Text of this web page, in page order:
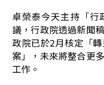
卓榮泰今天主持「行
議，行政院透過新聞
政院已於2月核定「
案」，未來將整合更
工作。